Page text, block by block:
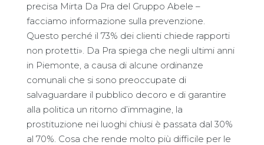
precisa Mirta Da Pra del Gruppo Abele –
facciamo informazione sulla prevenzione.
Questo perché il 73% dei clienti chiede rapporti
non protetti». Da Pra spiega che negli ultimi anni
in Piemonte, a causa di alcune ordinanze
comunali che si sono preoccupate di
salvaguardare il pubblico decoro e di garantire
alla politica un ritorno d’immagine, la
prostituzione nei luoghi chiusi è passata dal 30%
al 70%. Cosa che rende molto più difficile per le